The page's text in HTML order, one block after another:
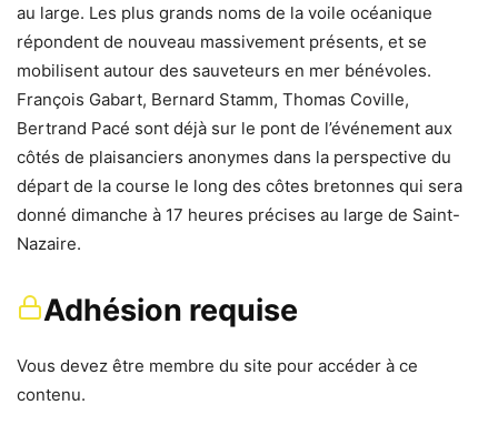
au large. Les plus grands noms de la voile océanique
répondent de nouveau massivement présents, et se
mobilisent autour des sauveteurs en mer bénévoles.
François Gabart, Bernard Stamm, Thomas Coville,
Bertrand Pacé sont déjà sur le pont de l’événement aux
côtés de plaisanciers anonymes dans la perspective du
départ de la course le long des côtes bretonnes qui sera
donné dimanche à 17 heures précises au large de Saint-
Nazaire.
Adhésion requise
Vous devez être membre du site pour accéder à ce
contenu.